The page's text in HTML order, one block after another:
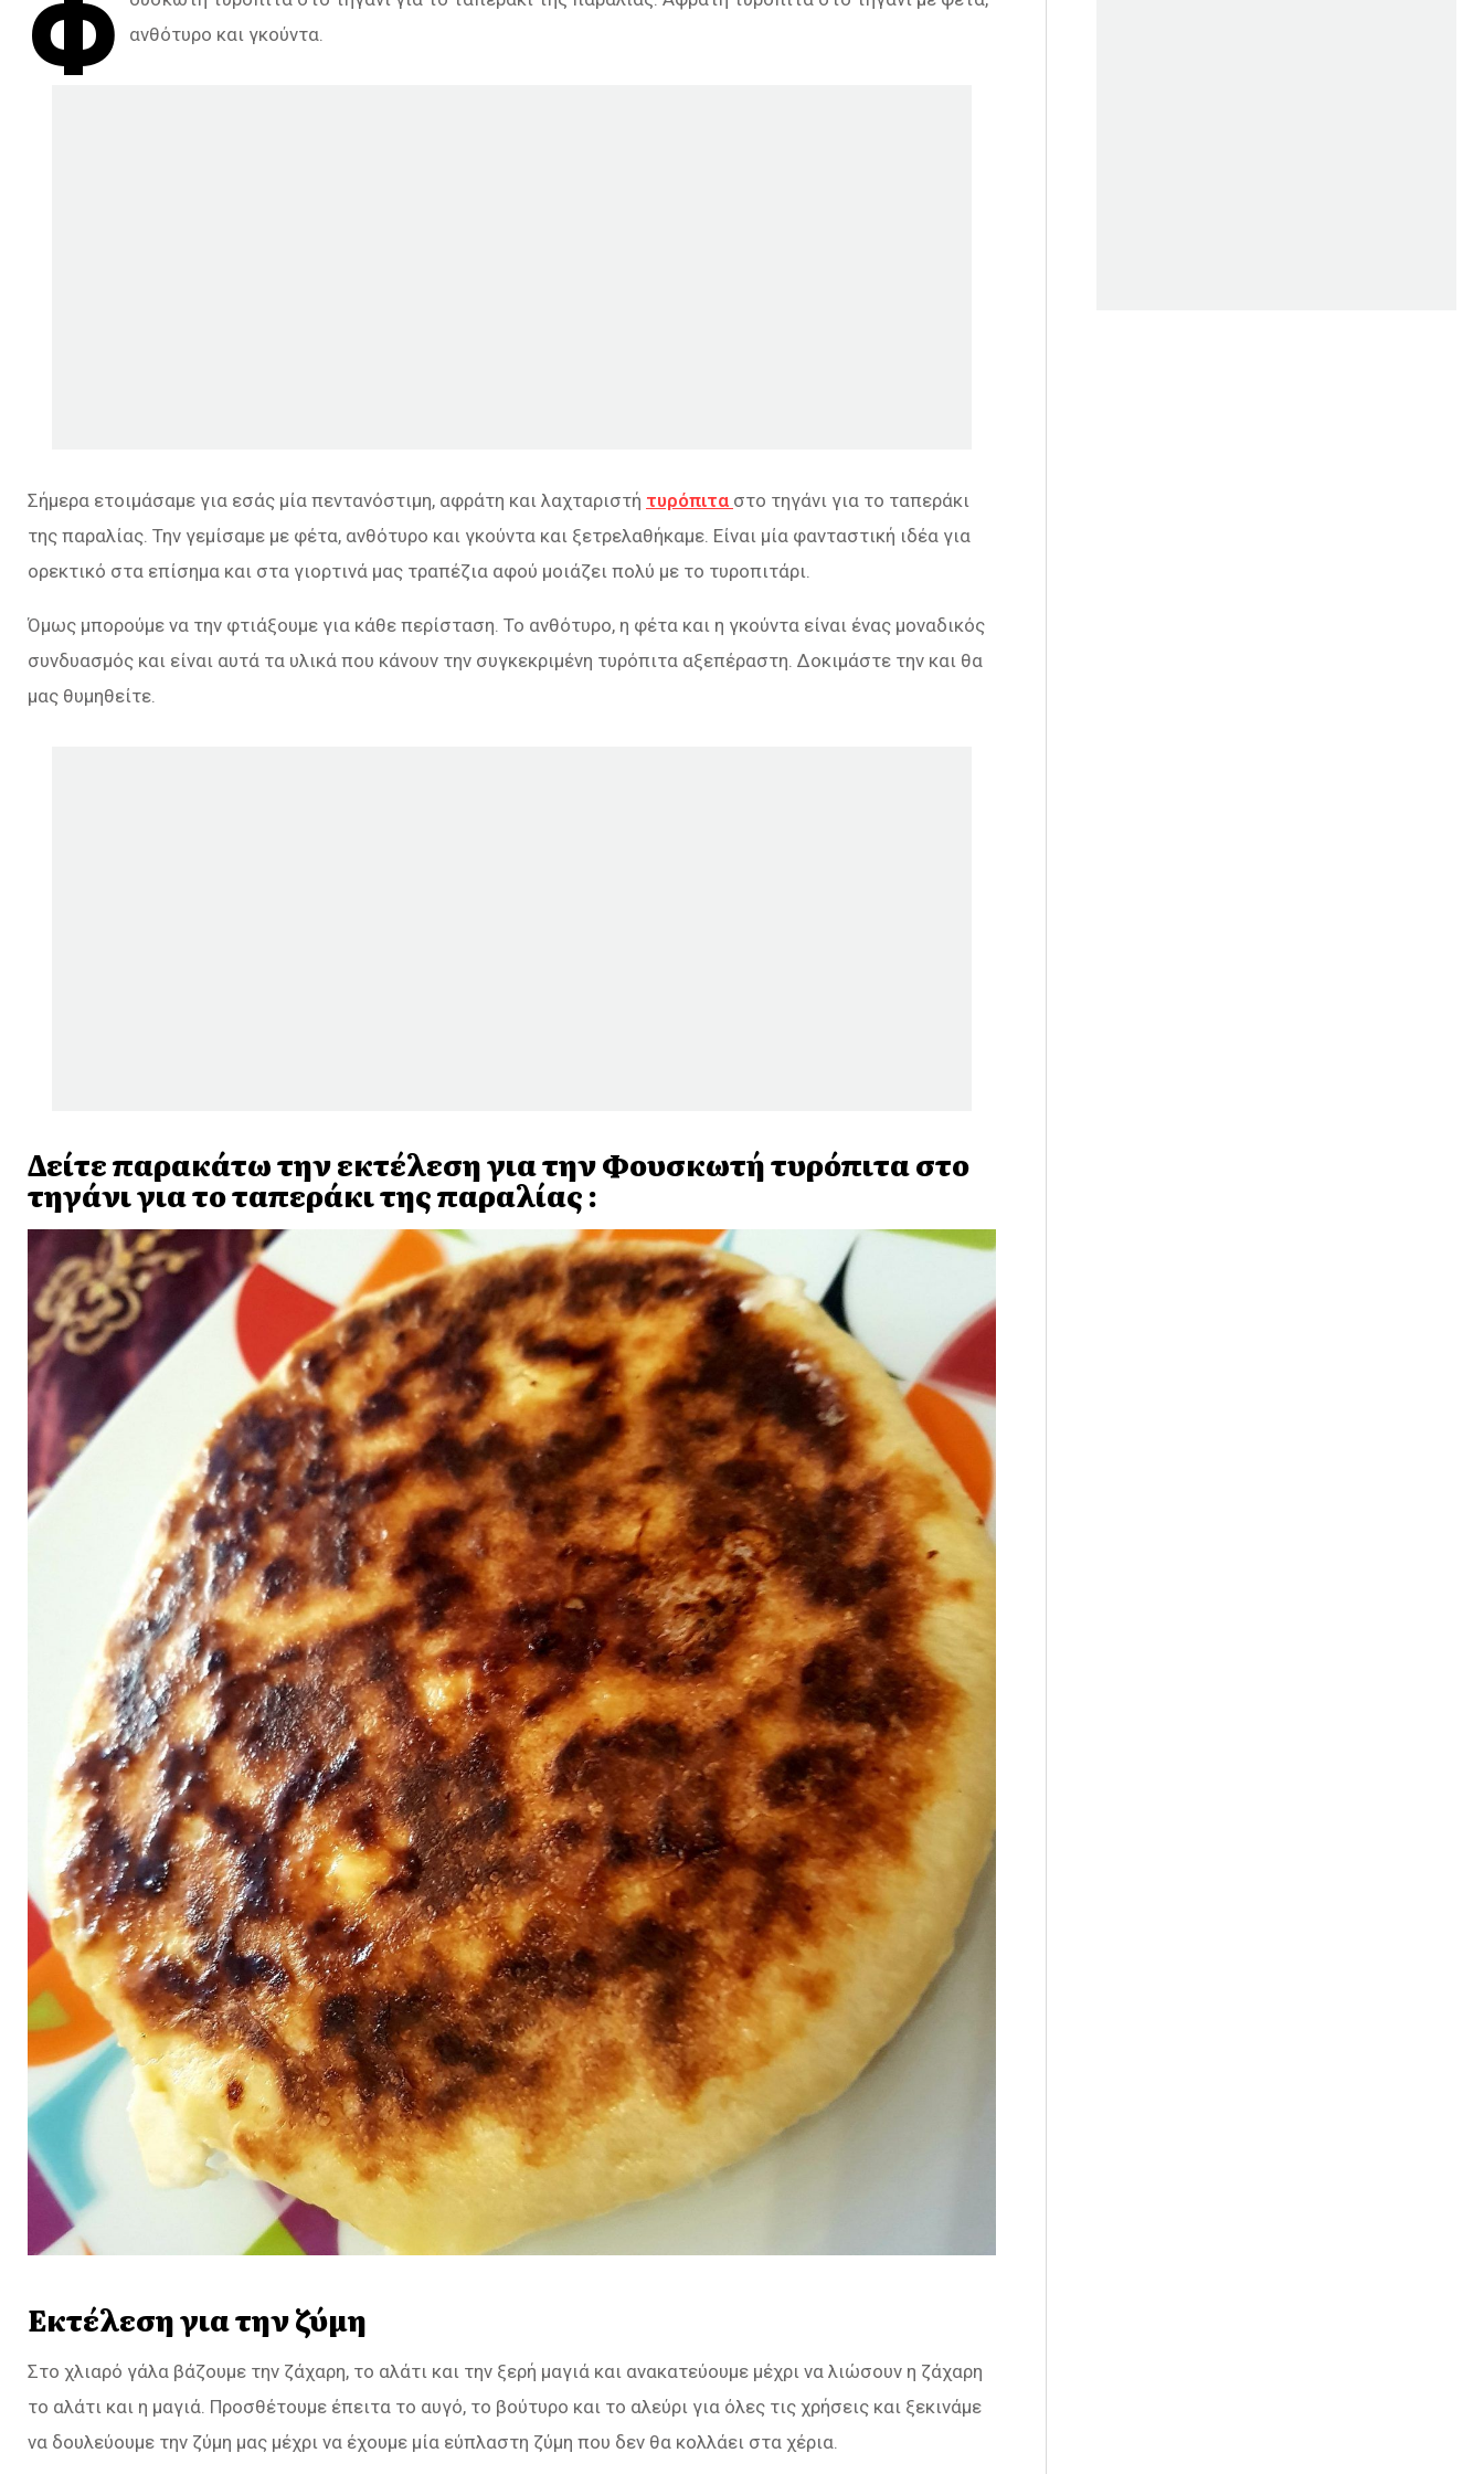
Φ
ανθότυρο και γκούντα.
Σήμερα ετοιμάσαμε για εσάς μία πεντανόστιμη, αφράτη και λαχταριστή τυρόπιτα στο τηγάνι για το ταπεράκι
της παραλίας. Την γεμίσαμε με φέτα, ανθότυρο και γκούντα και ξετρελαθήκαμε. Είναι μία φανταστική ιδέα για
ορεκτικό στα επίσημα και στα γιορτινά μας τραπέζια αφού μοιάζει πολύ με το τυροπιτάρι.
Όμως μπορούμε να την φτιάξουμε για κάθε περίσταση. Το ανθότυρο, η φέτα και η γκούντα είναι ένας μοναδικός
συνδυασμός και είναι αυτά τα υλικά που κάνουν την συγκεκριμένη τυρόπιτα αξεπέραστη. Δοκιμάστε την και θα
μας θυμηθείτε.
Δείτε παρακάτω την εκτέλεση για την Φουσκωτή τυρόπιτα στο
τηγάνι για το ταπεράκι της παραλίας :
Εκτέλεση για την ζύμη
Στο χλιαρό γάλα βάζουμε την ζάχαρη, το αλάτι και την ξερή μαγιά και ανακατεύουμε μέχρι να λιώσουν η ζάχαρη
το αλάτι και η μαγιά. Προσθέτουμε έπειτα το αυγό, το βούτυρο και το αλεύρι για όλες τις χρήσεις και ξεκινάμε
να δουλεύουμε την ζύμη μας μέχρι να έχουμε μία εύπλαστη ζύμη που δεν θα κολλάει στα χέρια.